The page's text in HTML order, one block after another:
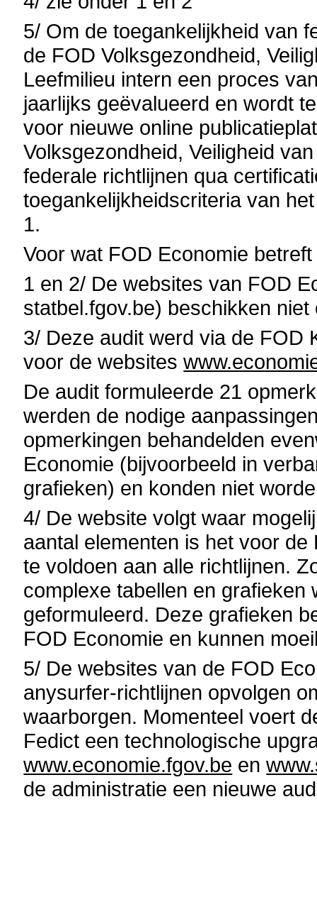
5/ Om de toegankelijkheid van
de FOD Volksgezondheid,
Leefmilieu intern een proces
jaarlijks geëvalueerd en wordt
voor nieuwe online
Volksgezondheid, Veiligheid
federale richtlijnen qua
toegankelijkheidscriteria van
1.
Voor wat FOD Economie
1 en 2/ De websites van FOD
statbel.fgov.be) beschikken
3/ Deze audit werd via de FOD
voor de websites
De audit formuleerde 21
werden de nodige
opmerkingen behandelden
Economie (bijvoorbeeld in
grafieken) en konden niet
4/ De website volgt waar
aantal elementen is het voor
te voldoen aan alle richtlijnen.
complexe tabellen en
geformuleerd. Deze grafieken
FOD Economie en kunnen
5/ De websites van de FOD
anysurfer-richtlijnen opvolgen
waarborgen. Momenteel voert
Fedict een technologische
www.economie.fgov.be en
de administratie een nieuwe